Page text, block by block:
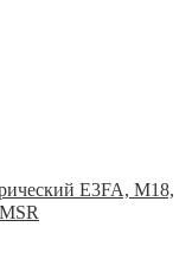
E3FA, M18,